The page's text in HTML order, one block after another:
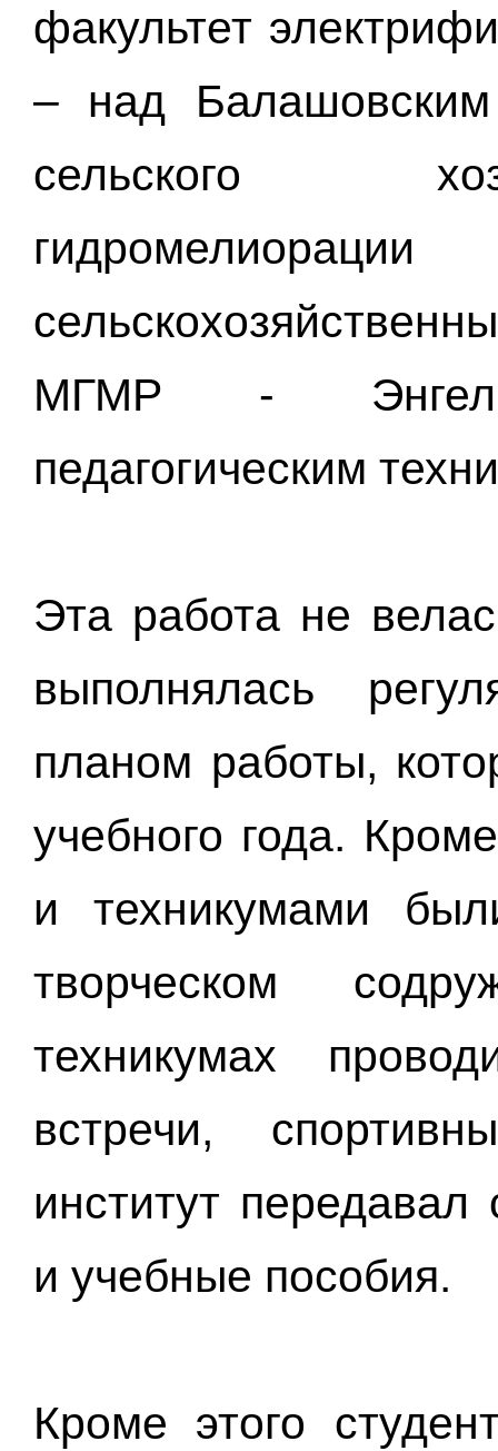
факультет
– над Балашовским
сельского
МГМР -
педагогическим
Эта работа не
выполнялась
планом работы,
учебного года.
и техникумами
творческом
техникумах
встречи,
институт
и учебные пособия.
Кроме этого